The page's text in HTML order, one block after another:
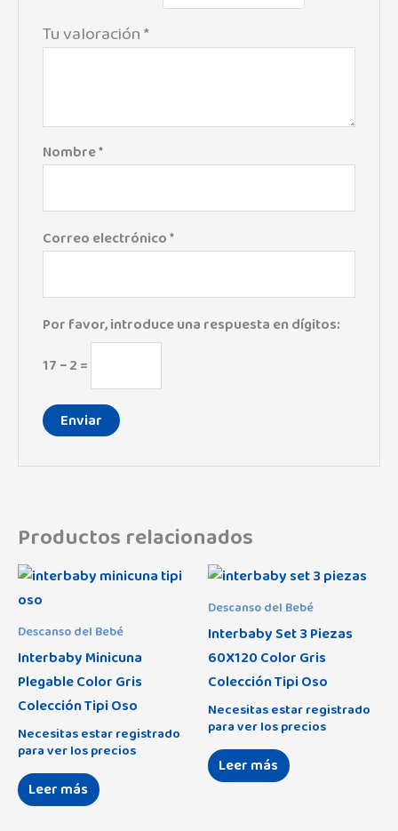
Tu valoración*
Nombre*
Correo electrónico*
Por favor, introduce una respuesta en dígitos:
17 − 2 =
Productos relacionados
Descanso del Bebé
Interbaby Minicuna
Plegable Color Gris
Colección Tipi Oso
Necesitas estar registrado
para ver los precios
Leer más
Descanso del Bebé
Interbaby Set 3 Piezas
60X120 Color Gris
Colección Tipi Oso
Necesitas estar registrado
para ver los precios
Leer más